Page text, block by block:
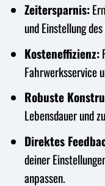
Zeitersparnis:
und Einstellung
Kosteneffizienz:
Fahrwerksservice
Robuste
Lebensdauer und
Direktes
deiner
anpassen.